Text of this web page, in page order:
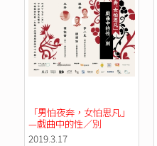
「男怕夜奔，女怕思凡」
—戲曲中的性／別
2019.3.17